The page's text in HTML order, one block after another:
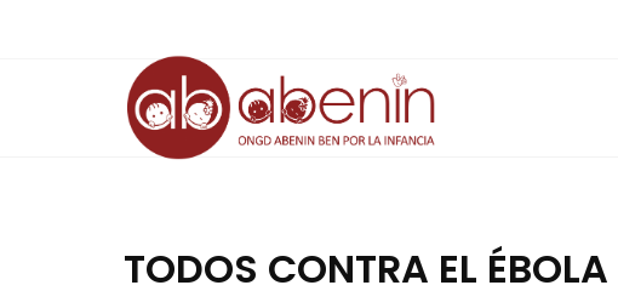
TODOS CONTRA EL ÉBOLA